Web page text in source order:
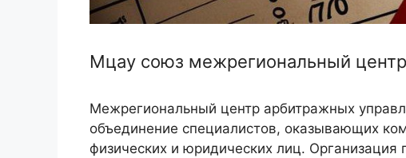
Мцау союз межрегиональный
Межрегиональный центр арбитражных
объединение специалистов, оказывающих
физических и юридических лиц.